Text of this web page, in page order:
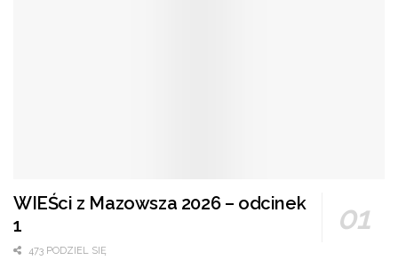
WIEŚci z Mazowsza 2026 – odcinek
1
473 PODZIEL SIĘ